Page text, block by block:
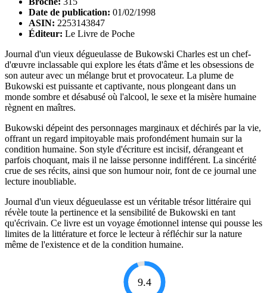
Date de publication: 01/02/1998
ASIN: 2253143847
Éditeur: Le Livre de Poche
Journal d'un vieux dégueulasse de Bukowski Charles est un chef-
d'œuvre inclassable qui explore les états d'âme et les obsessions de
son auteur avec un mélange brut et provocateur. La plume de
Bukowski est puissante et captivante, nous plongeant dans un
monde sombre et désabusé où l'alcool, le sexe et la misère humaine
règnent en maîtres.
Bukowski dépeint des personnages marginaux et déchirés par la vie,
offrant un regard impitoyable mais profondément humain sur la
condition humaine. Son style d'écriture est incisif, dérangeant et
parfois choquant, mais il ne laisse personne indifférent. La sincérité
crue de ses récits, ainsi que son humour noir, font de ce journal une
lecture inoubliable.
Journal d'un vieux dégueulasse est un véritable trésor littéraire qui
révèle toute la pertinence et la sensibilité de Bukowski en tant
qu'écrivain. Ce livre est un voyage émotionnel intense qui pousse les
limites de la littérature et force le lecteur à réfléchir sur la nature
même de l'existence et de la condition humaine.
9.4